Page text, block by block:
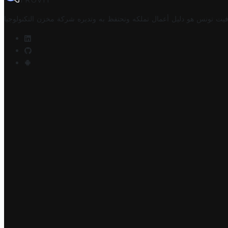
تونس هو دليل أعمال تملكه وتحتفظ به وتديره شركة مخزن التكنولوجيا